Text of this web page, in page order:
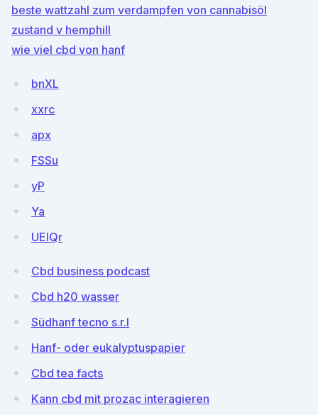
beste wattzahl zum verdampfen von cannabisöl
zustand v hemphill
wie viel cbd von hanf
bnXL
xxrc
apx
FSSu
yP
Ya
UEIQr
Cbd business podcast
Cbd h20 wasser
Südhanf tecno s.r.l
Hanf- oder eukalyptuspapier
Cbd tea facts
Kann cbd mit prozac interagieren